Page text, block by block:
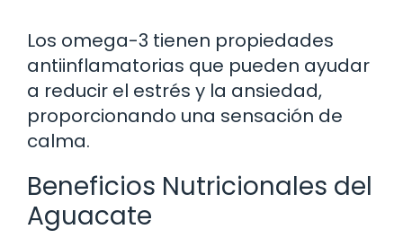
Los omega-3 tienen propiedades
antiinflamatorias que pueden ayudar
a reducir el estrés y la ansiedad,
proporcionando una sensación de
calma.
Beneficios Nutricionales del
Aguacate